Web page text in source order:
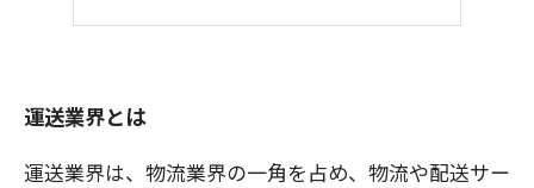
運送業界での経験がもたらす成長
運送業界とは
運送業界は、物流業界の一角を占め、物流や配送サー